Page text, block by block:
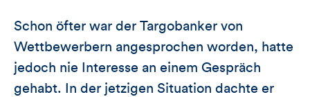
Schon öfter war der Targobanker von
Wettbewerbern angesprochen worden, hatte
jedoch nie Interesse an einem Gespräch
gehabt. In der jetzigen Situation dachte er